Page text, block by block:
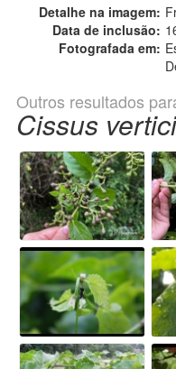
Detalhe na imagem:
Data de inclusão:
Fotografada em:
Outros resultados
Cissus